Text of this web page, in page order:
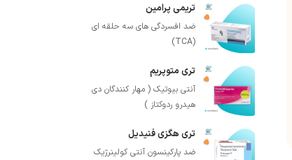
تریمی پرامین
ضد افسردگی های سه حلقه ای
(TCA)
تری متوپریم
آنتی بیوتیک ( مهار کنندگان دی
هیدرو ردوکتاز )
تری هگزی فنیدیل
ضد پارکینسون آنتی کولینرژیک